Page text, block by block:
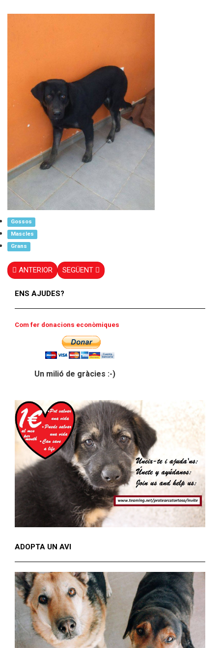
Gossos
Mascles
Grans
ANTERIOR SEGÜENT
ENS AJUDES?
Com fer donacions econòmiques
Un milió de gràcies :-)
ADOPTA UN AVI